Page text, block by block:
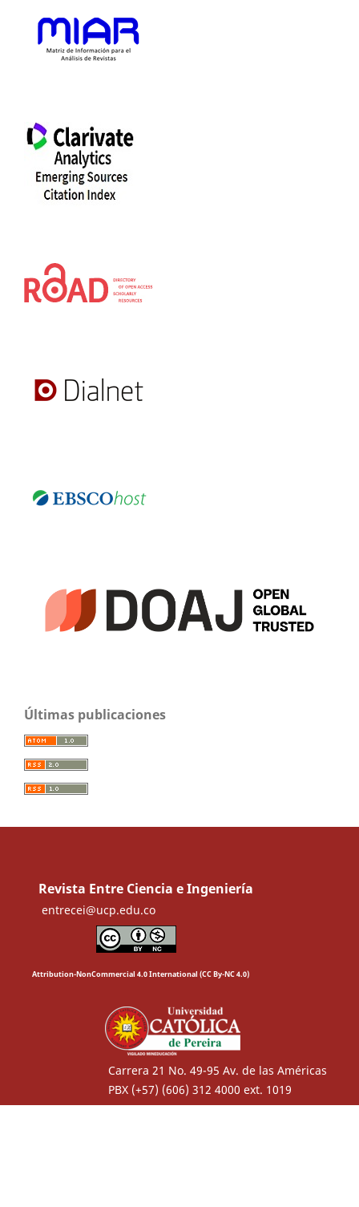
Últimas publicaciones
Revista Entre Ciencia e Ingeniería
entrecei@ucp.edu.co
Attribution-NonCommercial 4.0 International (CC By-NC 4.0)
Carrera 21 No. 49-95 Av. de las Américas
PBX (+57) (606) 312 4000 ext. 1019